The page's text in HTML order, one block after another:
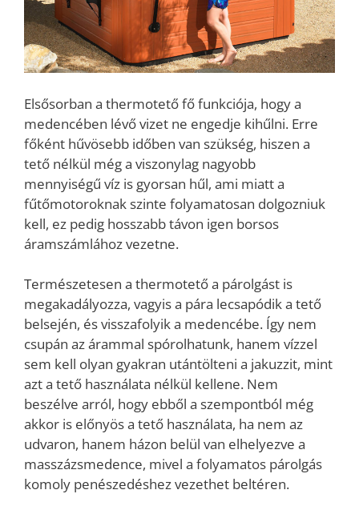
Elsősorban a thermotető fő funkciója, hogy a
medencében lévő vizet ne engedje kihűlni. Erre
főként hűvösebb időben van szükség, hiszen a
tető nélkül még a viszonylag nagyobb
mennyiségű víz is gyorsan hűl, ami miatt a
fűtőmotoroknak szinte folyamatosan dolgozniuk
kell, ez pedig hosszabb távon igen borsos
áramszámlához vezetne.
Természetesen a thermotető a párolgást is
megakadályozza, vagyis a pára lecsapódik a tető
belsején, és visszafolyik a medencébe. Így nem
csupán az árammal spórolhatunk, hanem vízzel
sem kell olyan gyakran utántölteni a jakuzzit, mint
azt a tető használata nélkül kellene. Nem
beszélve arról, hogy ebből a szempontból még
akkor is előnyös a tető használata, ha nem az
udvaron, hanem házon belül van elhelyezve a
masszázsmedence, mivel a folyamatos párolgás
komoly penészedéshez vezethet beltéren.